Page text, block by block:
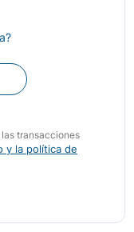
transacciones
y la política de